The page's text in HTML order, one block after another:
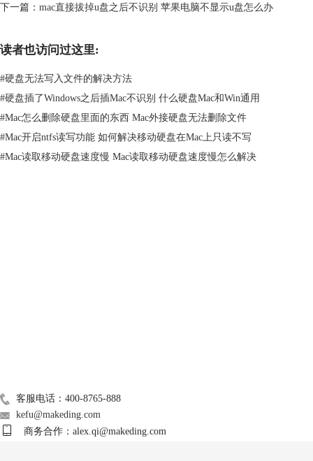
如果硬盘格式为NTFS，苹果电脑就无法对硬盘内文件进行删除或其他编
辑处理。
二、苹果电脑移动硬盘只读模式如何更改
式磁盘写入。今天为大家介绍两种可以解决移动硬盘的读写问题的方法：
第一种方法：改变移动硬盘的系统格式。
掉”。系统弹出对话框，要求用户选择硬盘的新格式，如下图，我们可以
选择苹果系统支持的APFS格式，然后确认“抹掉”，移动硬盘就会变成可
被苹果电脑读写的格式，苹果电脑可以正常对硬盘内文件进行删除处理。
下一篇： mac直接拔掉u盘之后不识别 苹果电脑不显示u盘怎么办
读者也访问过这里:
#硬盘无法写入文件的解决方法
#硬盘插了Windows之后插Mac不识别 什么硬盘Mac和Win通用
#Mac怎么删除硬盘里面的东西 Mac外接硬盘无法删除文件
#Mac开启ntfs读写功能 如何解决移动硬盘在Mac上只读不写
#Mac读取移动硬盘速度慢 Mac读取移动硬盘速度慢怎么解决
客服电话：400-8765-888
kefu@makeding.com
商务合作：alex.qi@makeding.com